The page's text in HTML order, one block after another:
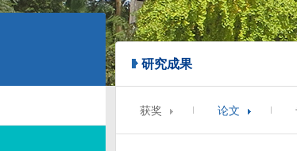
研究成果
获奖 论文